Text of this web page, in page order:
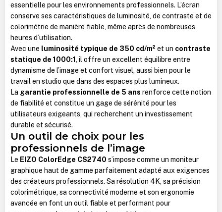
essentielle pour les environnements professionnels. L’écran
conserve ses caractéristiques de luminosité, de contraste et de
colorimétrie de manière fiable, même après de nombreuses
heures d’utilisation.
Avec une luminosité typique de 350 cd/m²et un contraste
statique de 1000:1 , il offre un excellent équilibre entre
dynamisme de l’image et confort visuel, aussi bien pour le
travail en studio que dans des espaces plus lumineux.
La garantie professionnelle de 5 ans renforce cette notion
de fiabilité et constitue un gage de sérénité pour les
utilisateurs exigeants, qui recherchent un investissement
durable et sécurisé.
Un outil de choix pour les
professionnels de l’image
Le EIZO ColorEdge CS2740 s’impose comme un moniteur
graphique haut de gamme parfaitement adapté aux exigences
des créateurs professionnels. Sa résolution 4K, sa précision
colorimétrique, sa connectivité moderne et son ergonomie
avancée en font un outil fiable et performant pour